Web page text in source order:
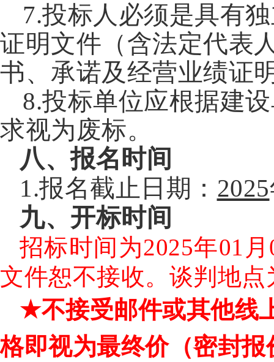
7.投标人必须是具有
证明文件（含法定代表
书、承诺及经营业绩证
8.投标单位应根据建
求视为废标。
八、报名时间
1.报名截止日期： 2025
九、 开标时间
招标时间为2025年01
文件恕不接收。谈判地点
★不接受邮件或其他线
格即视为最终价（密封报